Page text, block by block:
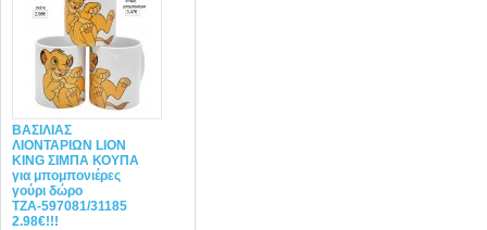
ΒΑΣΙΛΙΑΣ
ΛΙΟΝΤΑΡΙΩΝ LION
KING ΣΙΜΠΑ ΚΟΥΠΑ
για μπομπονιέρες
γούρι δώρο
ΤΖΑ-597081/31185
2.98€!!!